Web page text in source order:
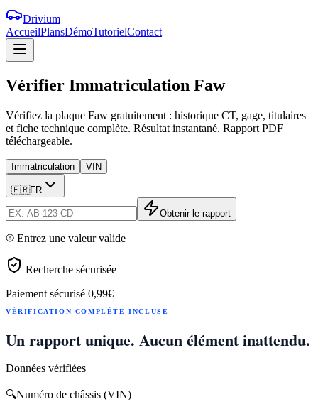
Drivium
AccueilPlansDémoTutorielContact
Vérifier Immatriculation Faw
Vérifiez la plaque Faw gratuitement : historique CT, gage, titulaires
et fiche technique complète. Résultat instantané. Rapport PDF
téléchargeable.
Immatriculation VIN
🇫🇷FR
Obtenir le rapport
Entrez une valeur valide
Recherche sécurisée
Paiement sécurisé 0,99€
VÉRIFICATION COMPLÈTE INCLUSE
Un rapport unique. Aucun élément inattendu.
Données vérifiées
🔍Numéro de châssis (VIN)